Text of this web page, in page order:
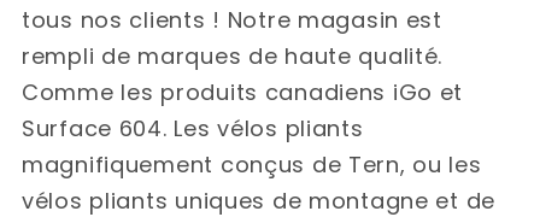
tous nos clients ! Notre magasin est
rempli de marques de haute qualité.
Comme les produits canadiens iGo et
Surface 604. Les vélos pliants
magnifiquement conçus de Tern, ou les
vélos pliants uniques de montagne et de